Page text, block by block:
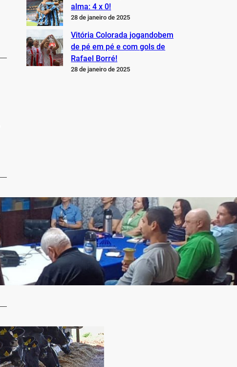
alma: 4 x 0!
28 de janeiro de 2025
Vitória Colorada jogandobem
de pé em pé e com gols de
Rafael Borré!
28 de janeiro de 2025